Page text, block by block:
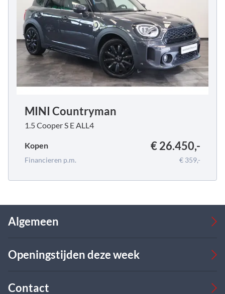
MINI Countryman
1.5 Cooper S E ALL4
Kopen € 26.450,-
Financieren p.m. € 359,-
Algemeen
Bedrijfswagens
Over ons
Openingstijden deze week
Ma
08:00 - 17:00
Contact